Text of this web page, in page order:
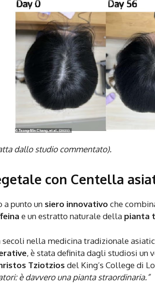
dallo studio commentato).
con Centella
a punto un siero innovativo che
e un estratto naturale della pianta
secoli nella medicina tradizionale
, è stata definita dagli studiosi un
Tziotzios del King’s College di
è davvero una pianta straordinaria.”